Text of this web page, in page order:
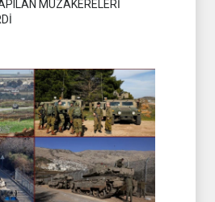
MÜZAKERELERİ